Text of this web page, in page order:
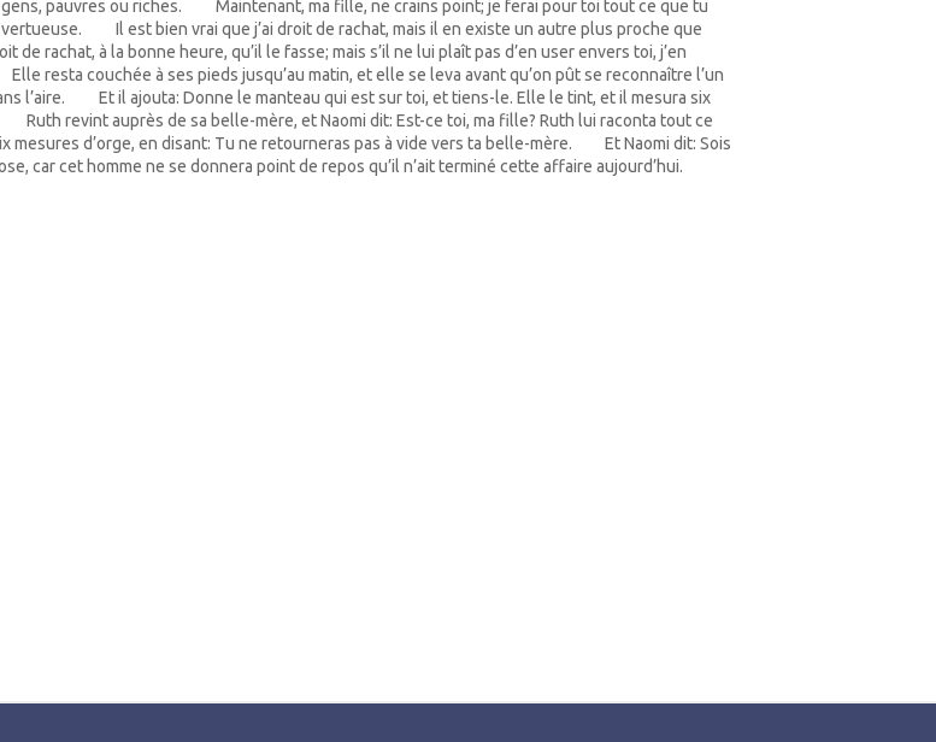
pauvres ou riches.
Maintenant, ma fille, ne crains point; je ferai pour toi tout ce que tu
Il est bien vrai que j’ai droit de rachat, mais il en existe un autre plus proche que
de rachat, à la bonne heure, qu’il le fasse; mais s’il ne lui plaît pas d’en user envers toi, j’en
Elle resta couchée à ses pieds jusqu’au matin, et elle se leva avant qu’on pût se reconnaître l’un
l’aire.
Et il ajouta: Donne le manteau qui est sur toi, et tiens-le. Elle le tint, et il mesura six
Ruth revint auprès de sa belle-mère, et Naomi dit: Est-ce toi, ma fille? Ruth lui raconta tout ce
mesures d’orge, en disant: Tu ne retourneras pas à vide vers ta belle-mère.
Et Naomi dit: Sois
car cet homme ne se donnera point de repos qu’il n’ait terminé cette affaire aujourd’hui.